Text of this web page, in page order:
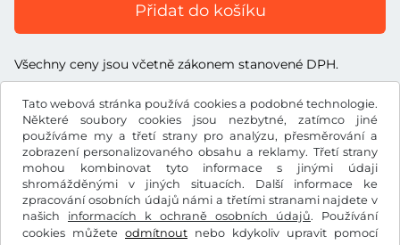
Tato webová stránka používá cookies a podobné technologie.
Některé soubory cookies jsou nezbytné, zatímco jiné
používáme my a třetí strany pro analýzu, přesměrování a
zobrazení personalizovaného obsahu a reklamy. Třetí strany
mohou kombinovat tyto informace s jinými údaji
shromážděnými v jiných situacích. Další informace ke
zpracování osobních údajů námi a třetími stranami najdete v
našich informacích k ochraně osobních údajů. Používání
cookies můžete odmítnout nebo kdykoliv upravit pomocí
Přidat do košíku
Všechny ceny jsou včetně zákonem stanovené DPH.
ZłPLN
Facebook Instagram